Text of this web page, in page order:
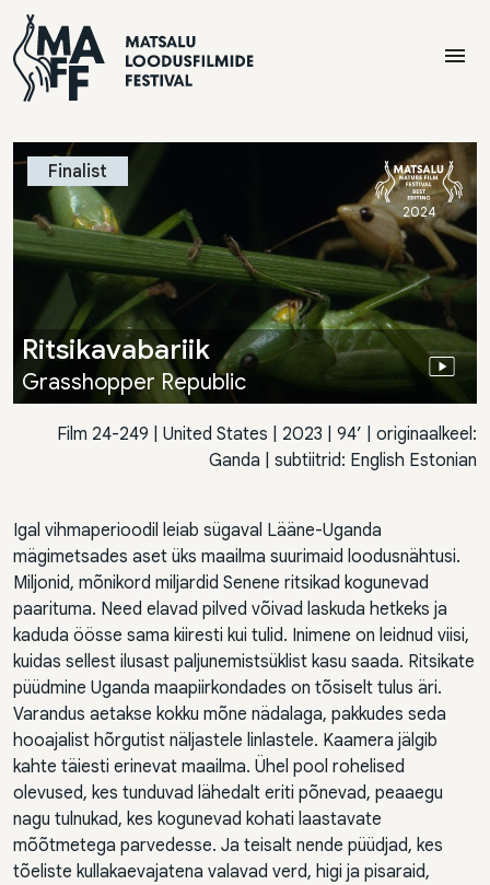
menu
Finalist
Ritsikavabariik
Grasshopper Republic
2024
Film 24-249 United States | 2023 | 94’ | originaalkeel:
Ganda | subtiitrid: English Estonian
Igal vihmaperioodil leiab sügaval Lääne-Uganda
mägimetsades aset üks maailma suurimaid loodusnähtusi.
Miljonid, mõnikord miljardid Senene ritsikad kogunevad
paarituma. Need elavad pilved võivad laskuda hetkeks ja
kaduda öösse sama kiiresti kui tulid. Inimene on leidnud viisi,
kuidas sellest ilusast paljunemistsüklist kasu saada. Ritsikate
püüdmine Uganda maapiirkondades on tõsiselt tulus äri.
Varandus aetakse kokku mõne nädalaga, pakkudes seda
hooajalist hõrgutist näljastele linlastele. Kaamera jälgib
kahte täiesti erinevat maailma. Ühel pool rohelised
olevused, kes tunduvad lähedalt eriti põnevad, peaaegu
nagu tulnukad, kes kogunevad kohati laastavate
mõõtmetega parvedesse. Ja teisalt nende püüdjad, kes
tõeliste kullakaevajatena valavad verd, higi ja pisaraid,